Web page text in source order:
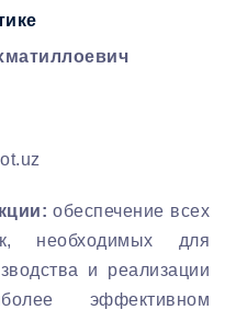
обеспечение всех
необходимых для
и реализации
эффективном